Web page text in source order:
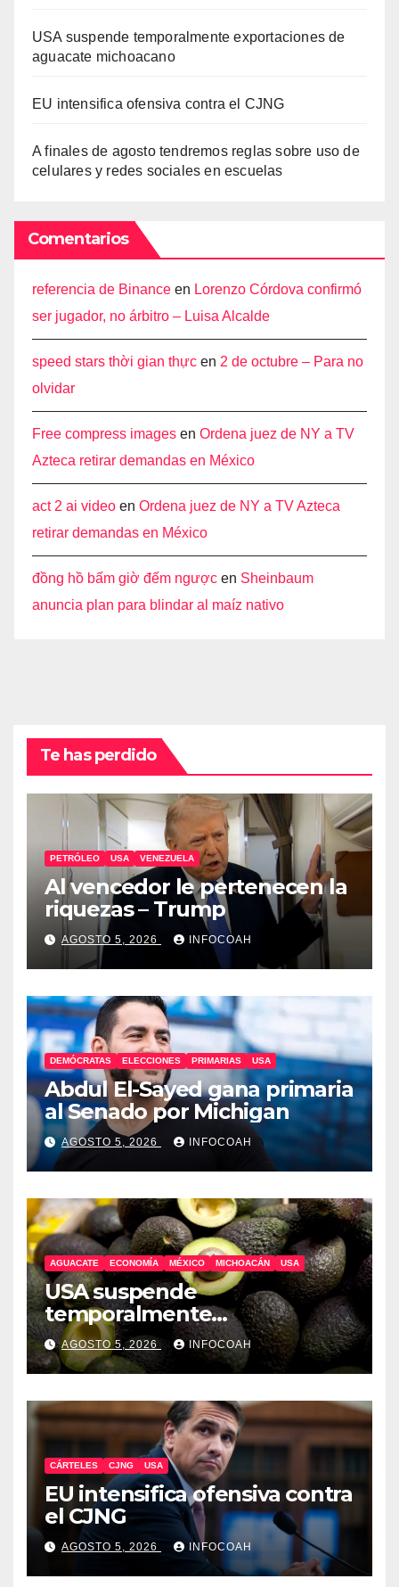
USA suspende temporalmente exportaciones de
aguacate michoacano
EU intensifica ofensiva contra el CJNG
A finales de agosto tendremos reglas sobre uso de
celulares y redes sociales en escuelas
Comentarios
referencia de Binance en Lorenzo Córdova confirmó
ser jugador, no árbitro – Luisa Alcalde
speed stars thời gian thực en 2 de octubre – Para no
olvidar
Free compress images en Ordena juez de NY a TV
Azteca retirar demandas en México
act 2 ai video en Ordena juez de NY a TV Azteca
retirar demandas en México
đồng hồ bấm giờ đếm ngược en Sheinbaum
anuncia plan para blindar al maíz nativo
Te has perdido
PETRÓLEO USA VENEZUELA
Al vencedor le pertenecen la
riquezas – Trump
AGOSTO 5, 2026 INFOCOAH
DEMÓCRATAS ELECCIONES PRIMARIAS USA
Abdul El-Sayed gana primaria
al Senado por Michigan
AGOSTO 5, 2026 INFOCOAH
AGUACATE ECONOMÍA MÉXICO MICHOACÁN USA
USA suspende
temporalmente
exportaciones de aguacate
michoacano
AGOSTO 5, 2026 INFOCOAH
CÁRTELES CJNG USA
EU intensifica ofensiva contra
el CJNG
AGOSTO 5, 2026 INFOCOAH